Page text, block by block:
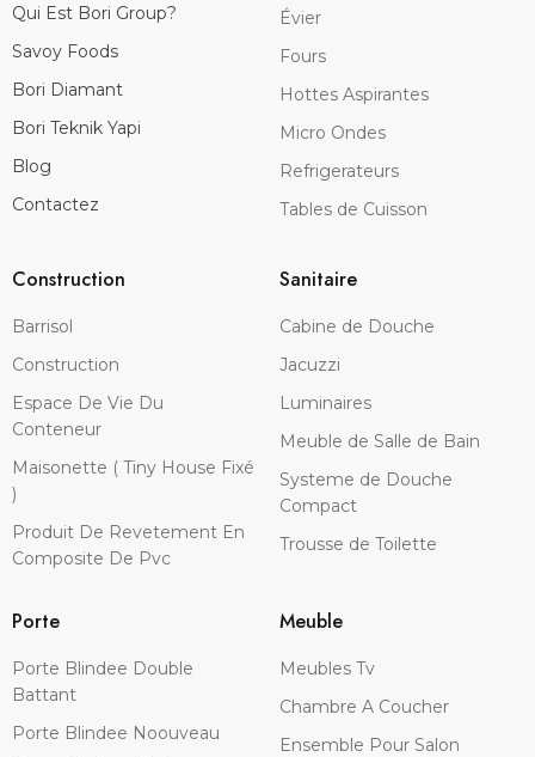
Qui Est Bori Group?
Savoy Foods
Bori Diamant
Bori Teknik Yapi
Blog
Contactez
Évier
Fours
Hottes Aspirantes
Micro Ondes
Refrigerateurs
Tables de Cuisson
Construction
Barrisol
Construction
Espace De Vie Du
Conteneur
Maisonette ( Tiny House Fixé
)
Produit De Revetement En
Composite De Pvc
Sanitaire
Cabine de Douche
Jacuzzi
Luminaires
Meuble de Salle de Bain
Systeme de Douche
Compact
Trousse de Toilette
Porte
Porte Blindee Double
Battant
Porte Blindee Noouveau
Meuble
Meubles Tv
Chambre A Coucher
Ensemble Pour Salon